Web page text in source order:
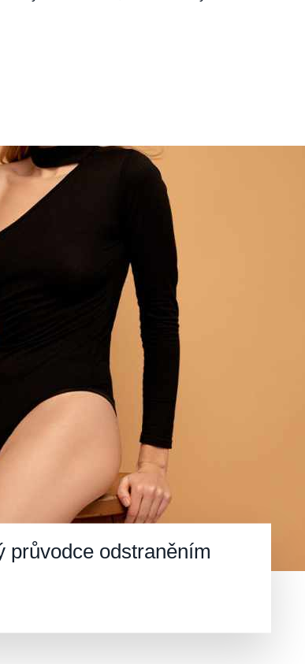
průvodce odstraněním